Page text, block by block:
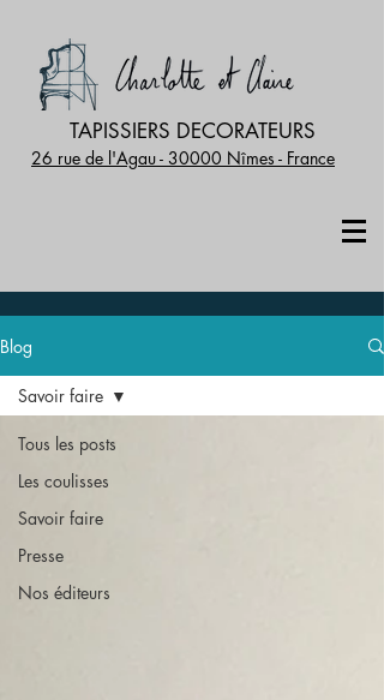
TAPISSIERS DECORATEURS
26 rue de l'Agau - 30000 Nîmes - France
Blog
Tous les posts
Les coulisses
Savoir faire
Presse
Nos éditeurs
Savoir faire